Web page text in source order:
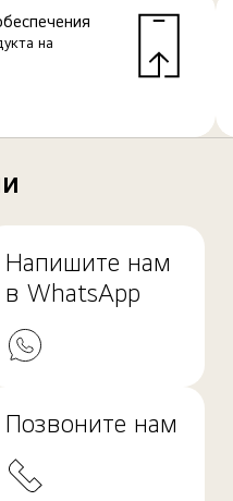
на
Напишите нам
в WhatsApp
Позвоните нам